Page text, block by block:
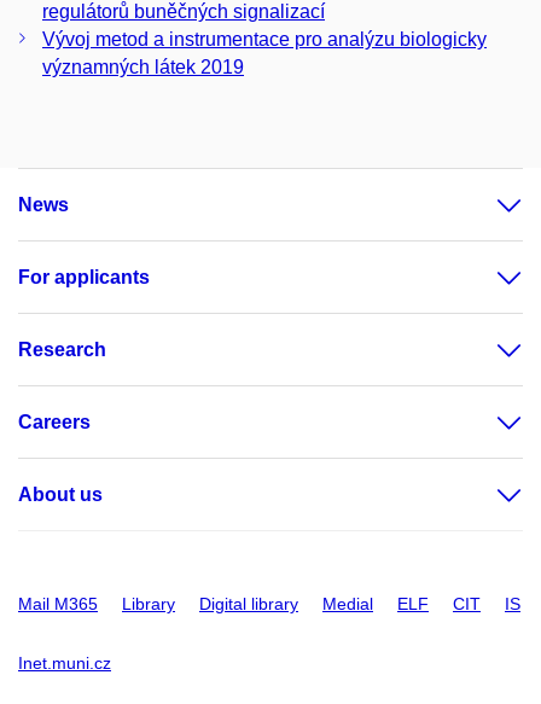
regulátorů buněčných signalizací
Vývoj metod a instrumentace pro analýzu biologicky
významných látek 2019
News
For applicants
Research
Careers
About us
Mail M365 Library Digital library Medial ELF CIT IS
Inet.muni.cz